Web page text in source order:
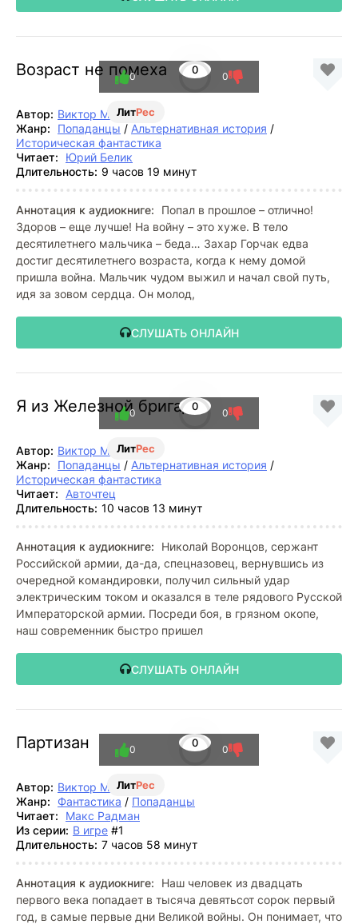
Возраст не помеха
ЛитРес
0
0 0
Автор: Виктор Мишин
Жанр:
Попаданцы / Альтернативная история /
Историческая фантастика
Читает:
Юрий Белик
Длительность: 9 часов 19 минут
Аннотация к аудиокниге:
Попал в прошлое – отлично!
Здоров – еще лучше! На войну – это хуже. В тело
десятилетнего мальчика – беда… Захар Горчак едва
достиг десятилетнего возраста, когда к нему домой
пришла война. Мальчик чудом выжил и начал свой путь,
идя за зовом сердца. Он молод,
СЛУШАТЬ ОНЛАЙН
Я из Железной бригады
ЛитРес
0
0 0
Автор: Виктор Мишин
Жанр:
Попаданцы / Альтернативная история /
Историческая фантастика
Читает:
Авточтец
Длительность: 10 часов 13 минут
Аннотация к аудиокниге:
Николай Воронцов, сержант
Российской армии, да-да, спецназовец, вернувшись из
очередной командировки, получил сильный удар
электрическим током и оказался в теле рядового Русской
Императорской армии. Посреди боя, в грязном окопе,
наш современник быстро пришел
СЛУШАТЬ ОНЛАЙН
Партизан
ЛитРес
0
0 0
Автор: Виктор Мишин
Жанр:
Фантастика / Попаданцы
Читает:
Макс Радман
Из серии: В игре #1
Длительность: 7 часов 58 минут
Аннотация к аудиокниге:
Наш человек из двадцать
первого века попадает в тысяча девятьсот сорок первый
год, в самые первые дни Великой войны. Он понимает, что